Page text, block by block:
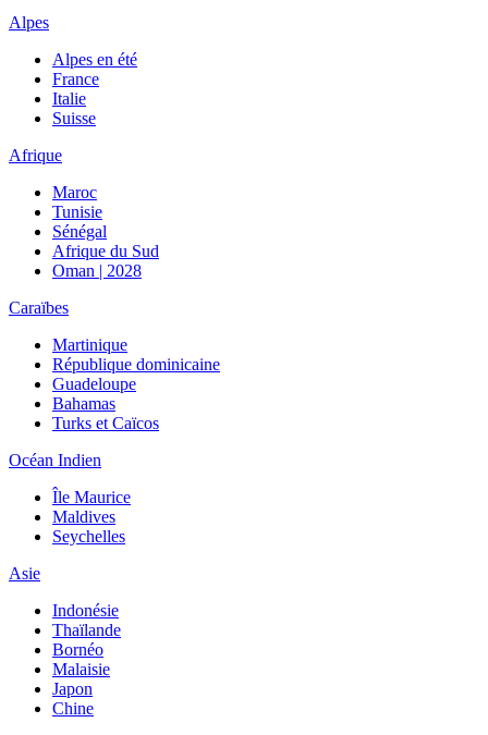
Alpes
Alpes en été
France
Italie
Suisse
Afrique
Maroc
Tunisie
Sénégal
Afrique du Sud
Oman | 2028
Caraïbes
Martinique
République dominicaine
Guadeloupe
Bahamas
Turks et Caïcos
Océan Indien
Île Maurice
Maldives
Seychelles
Asie
Indonésie
Thaïlande
Bornéo
Malaisie
Japon
Chine